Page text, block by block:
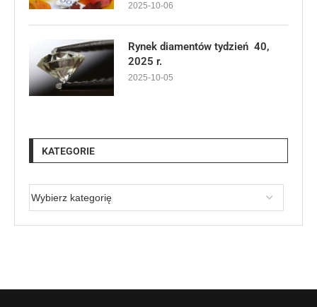
2025-10-06
Rynek diamentów tydzień 40,
2025 r.
2025-10-05
KATEGORIE